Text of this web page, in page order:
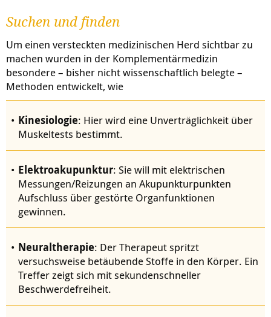
Suchen und finden
Um einen versteckten medizinischen Herd sichtbar zu
machen wurden in der Komplementärmedizin
besondere – bisher nicht wissenschaftlich belegte –
Methoden entwickelt, wie
Kinesiologie: Hier wird eine Unverträglichkeit über
Muskeltests bestimmt.
Elektroakupunktur: Sie will mit elektrischen
Messungen/Reizungen an Akupunkturpunkten
Aufschluss über gestörte Organfunktionen
gewinnen.
Neuraltherapie: Der Therapeut spritzt
versuchsweise betäubende Stoffe in den Körper. Ein
Treffer zeigt sich mit sekundenschneller
Beschwerdefreiheit.